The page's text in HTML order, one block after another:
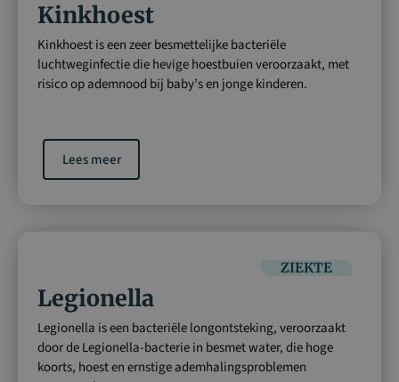
Kinkhoest
Kinkhoest is een zeer besmettelijke bacteriële
luchtweginfectie die hevige hoestbuien veroorzaakt, met
risico op ademnood bij baby’s en jonge kinderen.
Lees meer
ZIEKTE
Legionella
Legionella is een bacteriële longontsteking, veroorzaakt
door de Legionella-bacterie in besmet water, die hoge
koorts, hoest en ernstige ademhalingsproblemen